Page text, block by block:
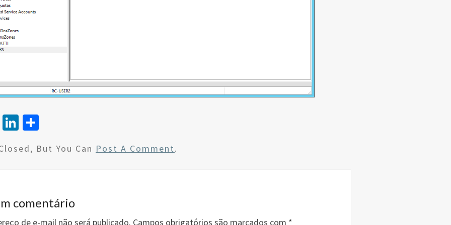
T
Li
ke ar
But You Can Post A Comment.
comentário
de e-mail não será publicado. Campos obrigatórios são marcados com *